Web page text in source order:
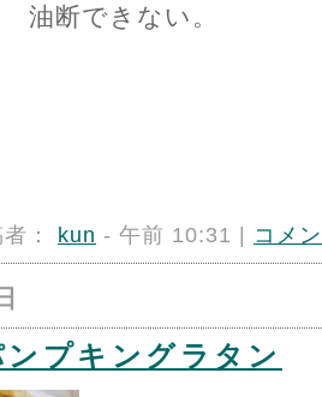
油断できない。
： kun - 午前 10:31 | コメ
プキングラタン